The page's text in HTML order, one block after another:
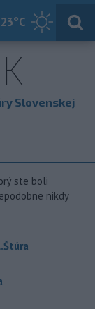
23°C
Slovenskej
ste boli
nikdy